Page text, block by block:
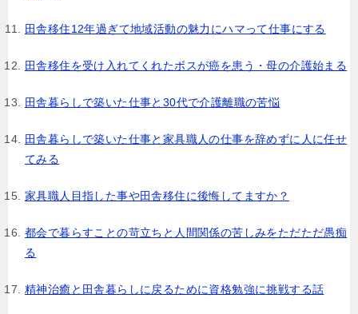
田舎移住12年過ぎて地域活動の魅力にハマって仕事にする
田舎移住を受け入れてくれたボスが癌を患う・母の介護始まる
田舎暮らしで築いた仕事と30代で介護離職の苦悩
田舎暮らしで築いた仕事と家具職人の仕事を辞めずに人に任せ
てみる
家具職人目指した事や田舎移住に後悔してますか？
都会で暮らすことの苛立ちと人間関係の苦しみをただただ愚痴
る
精神治癒と田舎暮らしに戻るために資格勉強に挑戦する話